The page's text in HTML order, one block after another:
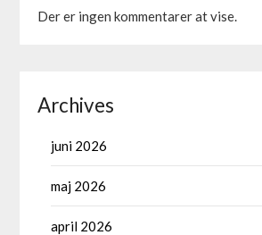
Der er ingen kommentarer at vise.
Archives
juni 2026
maj 2026
april 2026